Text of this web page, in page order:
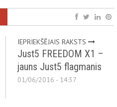
IEPRIEKŠĒJAIS RAKSTS
Just5 FREEDOM X1 –
jauns Just5 flagmanis
01/06/2016 - 14:37